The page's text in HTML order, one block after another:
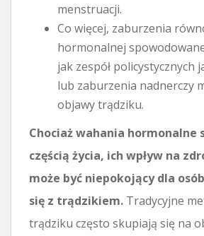
menstruacji.
Co więcej, zaburzenia
hormonalnej
jak zespół policystycznych
lub zaburzenia nadnerczy
objawy trądziku.
Chociaż wahania hormonalne
częścią życia, ich wpływ na
może być niepokojący dla
się z trądzikiem. Tradycyjne
trądziku często skupiają się na